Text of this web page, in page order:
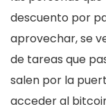
descuento por
aprovechar, se
de tareas que
salen por la
acceder al